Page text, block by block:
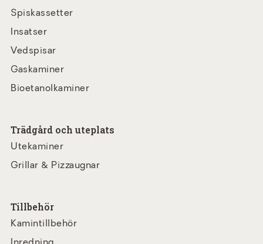
Spiskassetter
Insatser
Vedspisar
Gaskaminer
Bioetanolkaminer
Trädgård och uteplats
Utekaminer
Grillar & Pizzaugnar
Tillbehör
Kamintillbehör